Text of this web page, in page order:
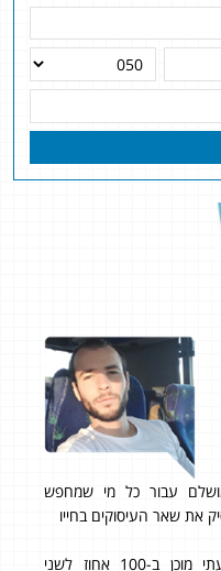
מושלם עבור כל מי שמחפש
את שאר העיסוקים בחייו
ברמה הפרקטית- אני מרגיש שהגעתי מוכן ב-100 אחוז לשני